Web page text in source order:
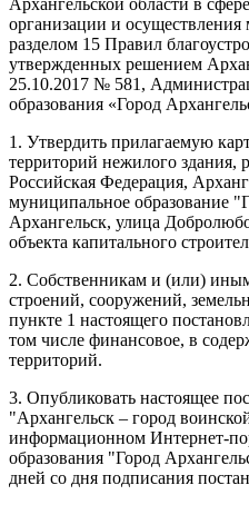
Архангельской области в
организации и осуществления
разделом 15 Правил
утвержденных решением
25.10.2017 № 581,
образования «Город
1. Утвердить прилагаемую
территорий нежилого здания,
Российская Федерация,
муниципальное образование
Архангельск, улица
объекта капитального
2. Собственникам и (или)
строений, сооружений,
пункте 1 настоящего
том числе финансовое, в
территорий.
3. Опубликовать настоящее
"Архангельск – город
информационном Интернет-
образования "Город
дней со дня подписания